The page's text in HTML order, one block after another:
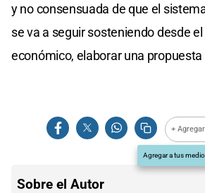
y no consensuada de que el
se va a seguir sosteniendo desde
económico, elaborar una propuesta
+
Agregar a tus
Sobre el Autor